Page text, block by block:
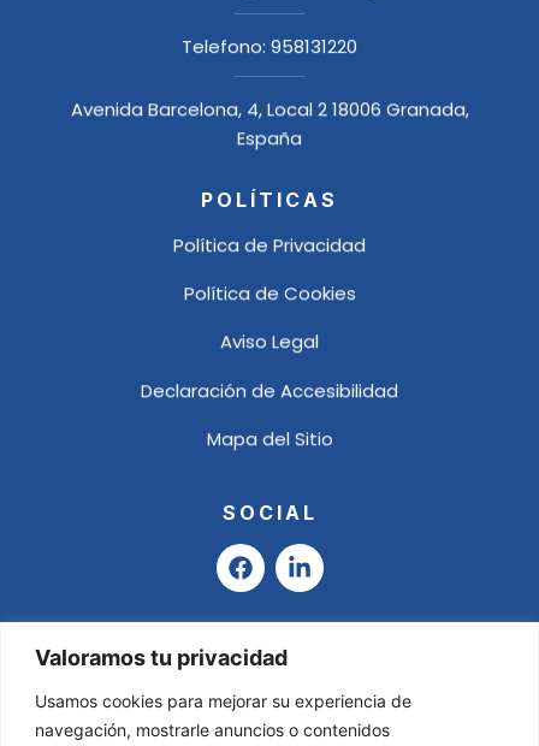
Valoramos tu privacidad
Usamos cookies para mejorar su experiencia de
navegación, mostrarle anuncios o contenidos
Telefono: 958131220
Avenida Barcelona, 4, Local 2 18006 Granada,
España
POLÍTICAS
Política de Privacidad
Política de Cookies
Aviso Legal
Declaración de Accesibilidad
Mapa del Sitio
SOCIAL
F
a
e
b
o
o
k
L
i
k
i
n